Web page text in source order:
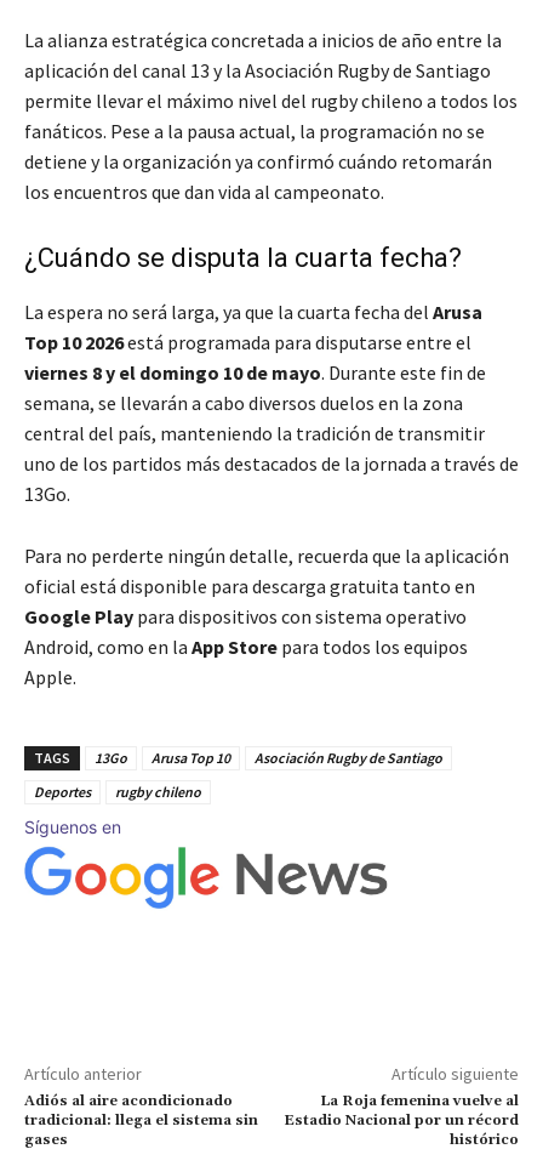
La alianza estratégica concretada a inicios de año entre la
aplicación del canal 13 y la Asociación Rugby de Santiago
permite llevar el máximo nivel del rugby chileno a todos los
fanáticos. Pese a la pausa actual, la programación no se
detiene y la organización ya confirmó cuándo retomarán
los encuentros que dan vida al campeonato.
¿Cuándo se disputa la cuarta fecha?
La espera no será larga, ya que la cuarta fecha del Arusa
Top 10 2026está programada para disputarse entre el
viernes 8 y el domingo 10 de mayo. Durante este fin de
semana, se llevarán a cabo diversos duelos en la zona
central del país, manteniendo la tradición de transmitir
uno de los partidos más destacados de la jornada a través de
13Go.
Para no perderte ningún detalle, recuerda que la aplicación
oficial está disponible para descarga gratuita tanto en
Google Play para dispositivos con sistema operativo
Android, como en la App Store para todos los equipos
Apple.
TAGS 13Go Arusa Top 10
Asociación Rugby de Santiago
Deportes
rugby chileno
Síguenos en
Artículo anterior
Adiós al aire acondicionado
tradicional: llega el sistema sin
gases
Artículo siguiente
La Roja femenina vuelve al
Estadio Nacional por un récord
histórico